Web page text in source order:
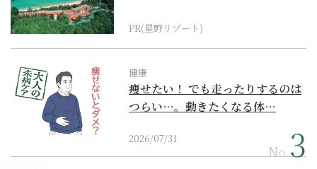
PR(星野リゾート)
健康
痩せたい！ でも走ったりするのは
つらい…。動きたくなる体…
2026/07/31
No.